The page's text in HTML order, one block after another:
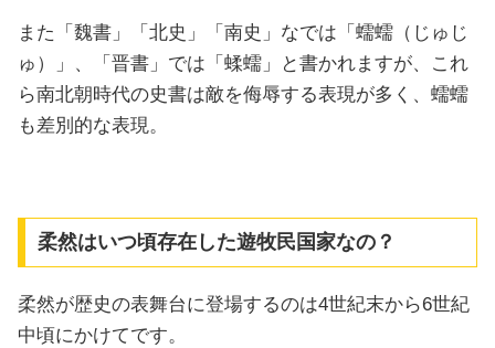
また「魏書」「北史」「南史」なでは「蠕蠕（じゅじ
ゅ）」、「晋書」では「蝚蠕」と書かれますが、これ
ら南北朝時代の史書は敵を侮辱する表現が多く、蠕蠕
も差別的な表現。
柔然はいつ頃存在した遊牧民国家なの？
柔然が歴史の表舞台に登場するのは4世紀末から6世紀
中頃にかけてです。